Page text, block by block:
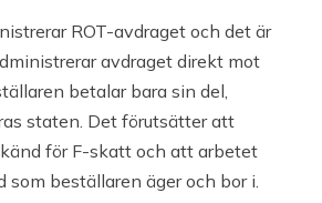
ROT-avdraget och det är
avdraget direkt mot
betalar bara sin del,
staten. Det förutsätter att
för F-skatt och att arbetet
som beställaren äger och bor i.